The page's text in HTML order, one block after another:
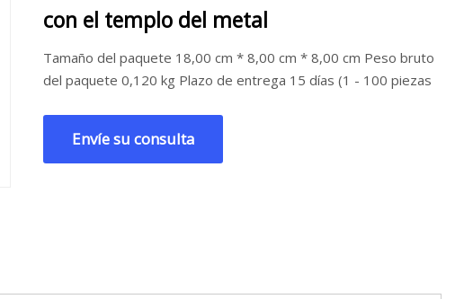
con el templo del metal
Tamaño del paquete 18,00 cm * 8,00 cm * 8,00 cm Peso bruto
del paquete 0,120 kg Plazo de entrega 15 días (1 - 100 piezas
Envíe su consulta